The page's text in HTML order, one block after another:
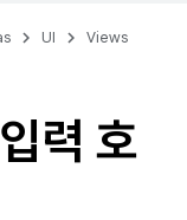
UI Views
력 호